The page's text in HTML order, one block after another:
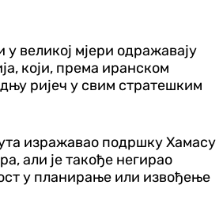
великој мјери одражавају
који, према иранском
ријеч у свим стратешким
изражавао подршку Хамасу
али је такође негирао
у планирање или извођење